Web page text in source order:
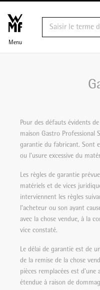
Menu
Pour des défauts évidents
maison Gastro Professional
garantie du fabricant. Sont
ou l’usure excessive du
Les règles de garantie
matériels et de vices
interviennent les règles
l’acheteur ou son ayant
avec la chose vendue, à la
vice constaté.
Le délai de garantie est de
de la remise de la chose
pièces remplacées est
étendue à raison de